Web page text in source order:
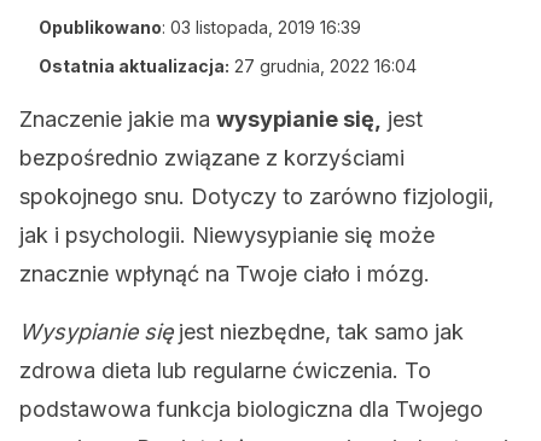
Opublikowano: 03 listopada, 2019 16:39
Ostatnia aktualizacja: 27 grudnia, 2022 16:04
Znaczenie jakie ma wysypianie się,
jest
bezpośrednio związane z korzyściami
spokojnego snu. Dotyczy to zarówno fizjologii,
jak i psychologii. Niewysypianie się może
znacznie wpłynąć na Twoje ciało i mózg.
Wysypianie sięjest niezbędne, tak samo jak
zdrowa dieta lub regularne ćwiczenia. To
podstawowa funkcja biologiczna dla Twojego